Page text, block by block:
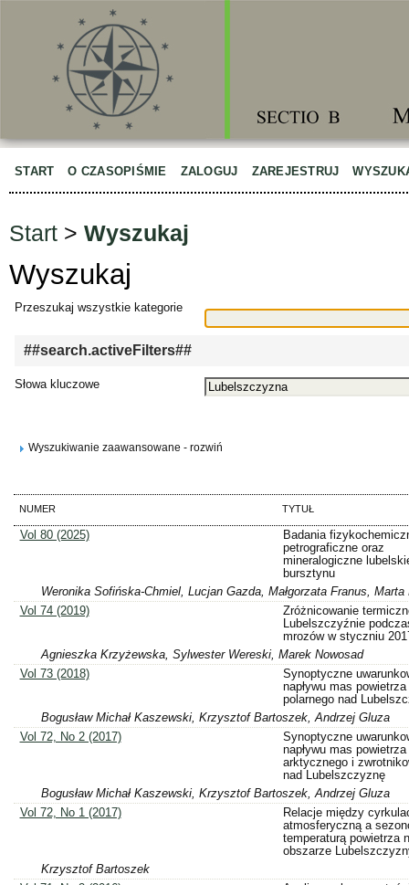
START O CZASOPIŚMIE ZALOGUJ ZAREJESTRUJ
Start > Wyszukaj
Wyszukaj
Przeszukaj wszystkie kategorie
##search.activeFilters##
Słowa kluczowe
Wyszukiwanie zaawansowane - rozwiń
NUMER TYTUŁ
Vol 80 (2025)
Badania
petrograficzne oraz
mineralogiczne
bursztynu
Weronika Sofińska-Chmiel, Lucjan Gazda, Małgorzata Franus, Marta
Vol 74 (2019)
Zróżnicowanie
Lubelszczyźnie
mrozów w styczniu
Agnieszka Krzyżewska, Sylwester Wereski, Marek Nowosad
Vol 73 (2018)
Synoptyczne
napływu mas powietrza
polarnego nad
Bogusław Michał Kaszewski, Krzysztof Bartoszek, Andrzej Gluza
Vol 72, No 2 (2017)
Synoptyczne
napływu mas powietrza
arktycznego i
nad Lubelszczyznę
Bogusław Michał Kaszewski, Krzysztof Bartoszek, Andrzej Gluza
Vol 72, No 1 (2017)
Relacje między
atmosferyczną a
temperaturą powietrza
obszarze
Krzysztof Bartoszek